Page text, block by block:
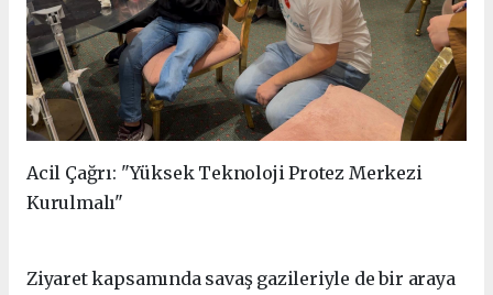
Acil Çağrı: "Yüksek Teknoloji Protez Merkezi
Kurulmalı"
Ziyaret kapsamında savaş gazileriyle de bir araya